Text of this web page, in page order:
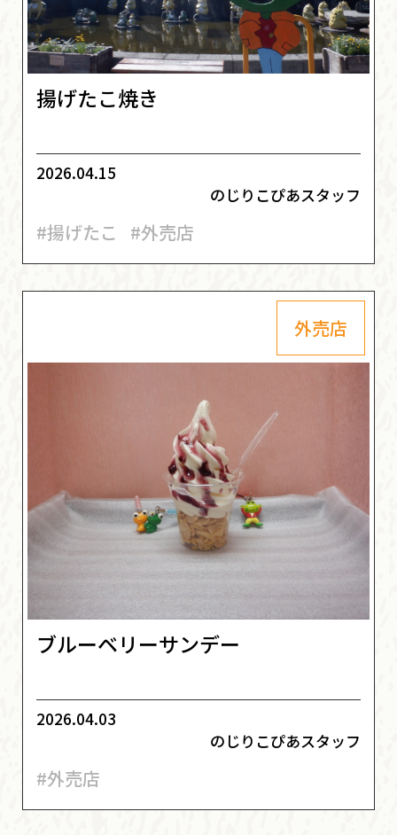
揚げたこ焼き
2026.04.15
のじりこぴあスタッフ
#揚げたこ #外売店
外売店
ブルーベリーサンデー
2026.04.03
のじりこぴあスタッフ
#外売店